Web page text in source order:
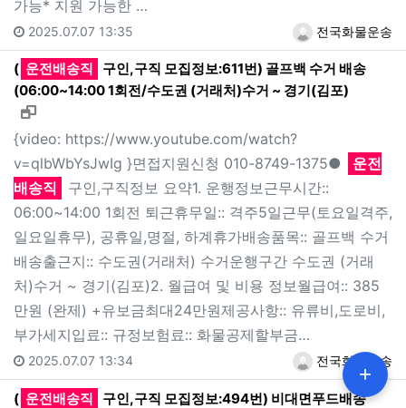
가능* 지원 가능한 …
전국화물운송
2025.07.07 13:35
( 운전배송직
구인,구직 모집정보:611번) 골프백 수거 배송
(06:00~14:00 1회전/수도권 (거래처)수거 ~ 경기(김포)
새창으로 보기
{video: https://www.youtube.com/watch?
v=qlbWbYsJwIg }면접지원신청 010-8749-1375●
운전
배송직
구인,구직정보 요약1. 운행정보근무시간::
06:00~14:00 1회전 퇴근휴무일:: 격주5일근무(토요일격주,
일요일휴무), 공휴일,명절, 하계휴가배송품목:: 골프백 수거
배송출근지:: 수도권(거래처) 수거운행구간 수도권 (거래
처)수거 ~ 경기(김포)2. 월급여 및 비용 정보월급여:: 385
만원 (완제) +유보금최대24만원제공사항:: 유류비,도로비,
부가세지입료:: 규정보험료:: 화물공제할부금…
전국화물운송
2025.07.07 13:34
( 운전배송직
구인,구직 모집정보:494번) 비대면푸드배송
+